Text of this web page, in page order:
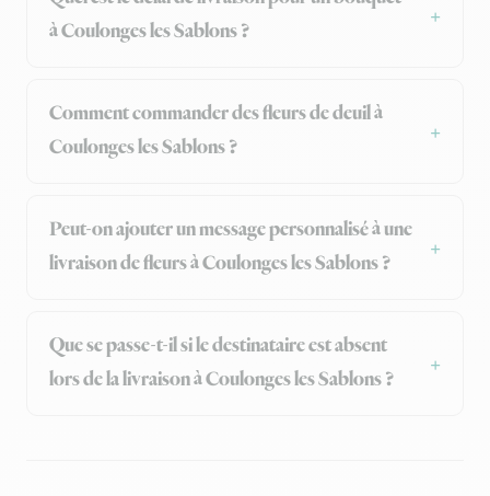
à Coulonges les Sablons ?
Comment commander des fleurs de deuil à
Coulonges les Sablons ?
Peut-on ajouter un message personnalisé à une
livraison de fleurs à Coulonges les Sablons ?
Que se passe-t-il si le destinataire est absent
lors de la livraison à Coulonges les Sablons ?